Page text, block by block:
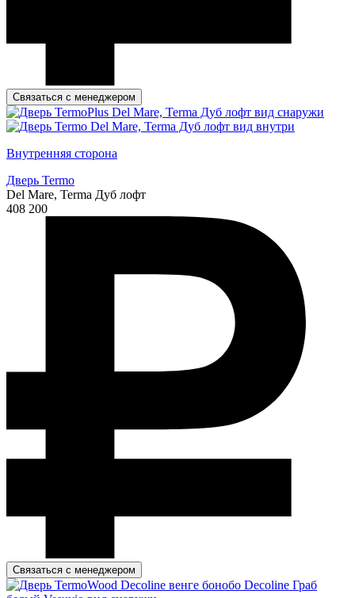
Связаться с менеджером
Внутренняя сторона
Дверь Termo
Del Mare, Terma Дуб лофт
408 200
Связаться с менеджером